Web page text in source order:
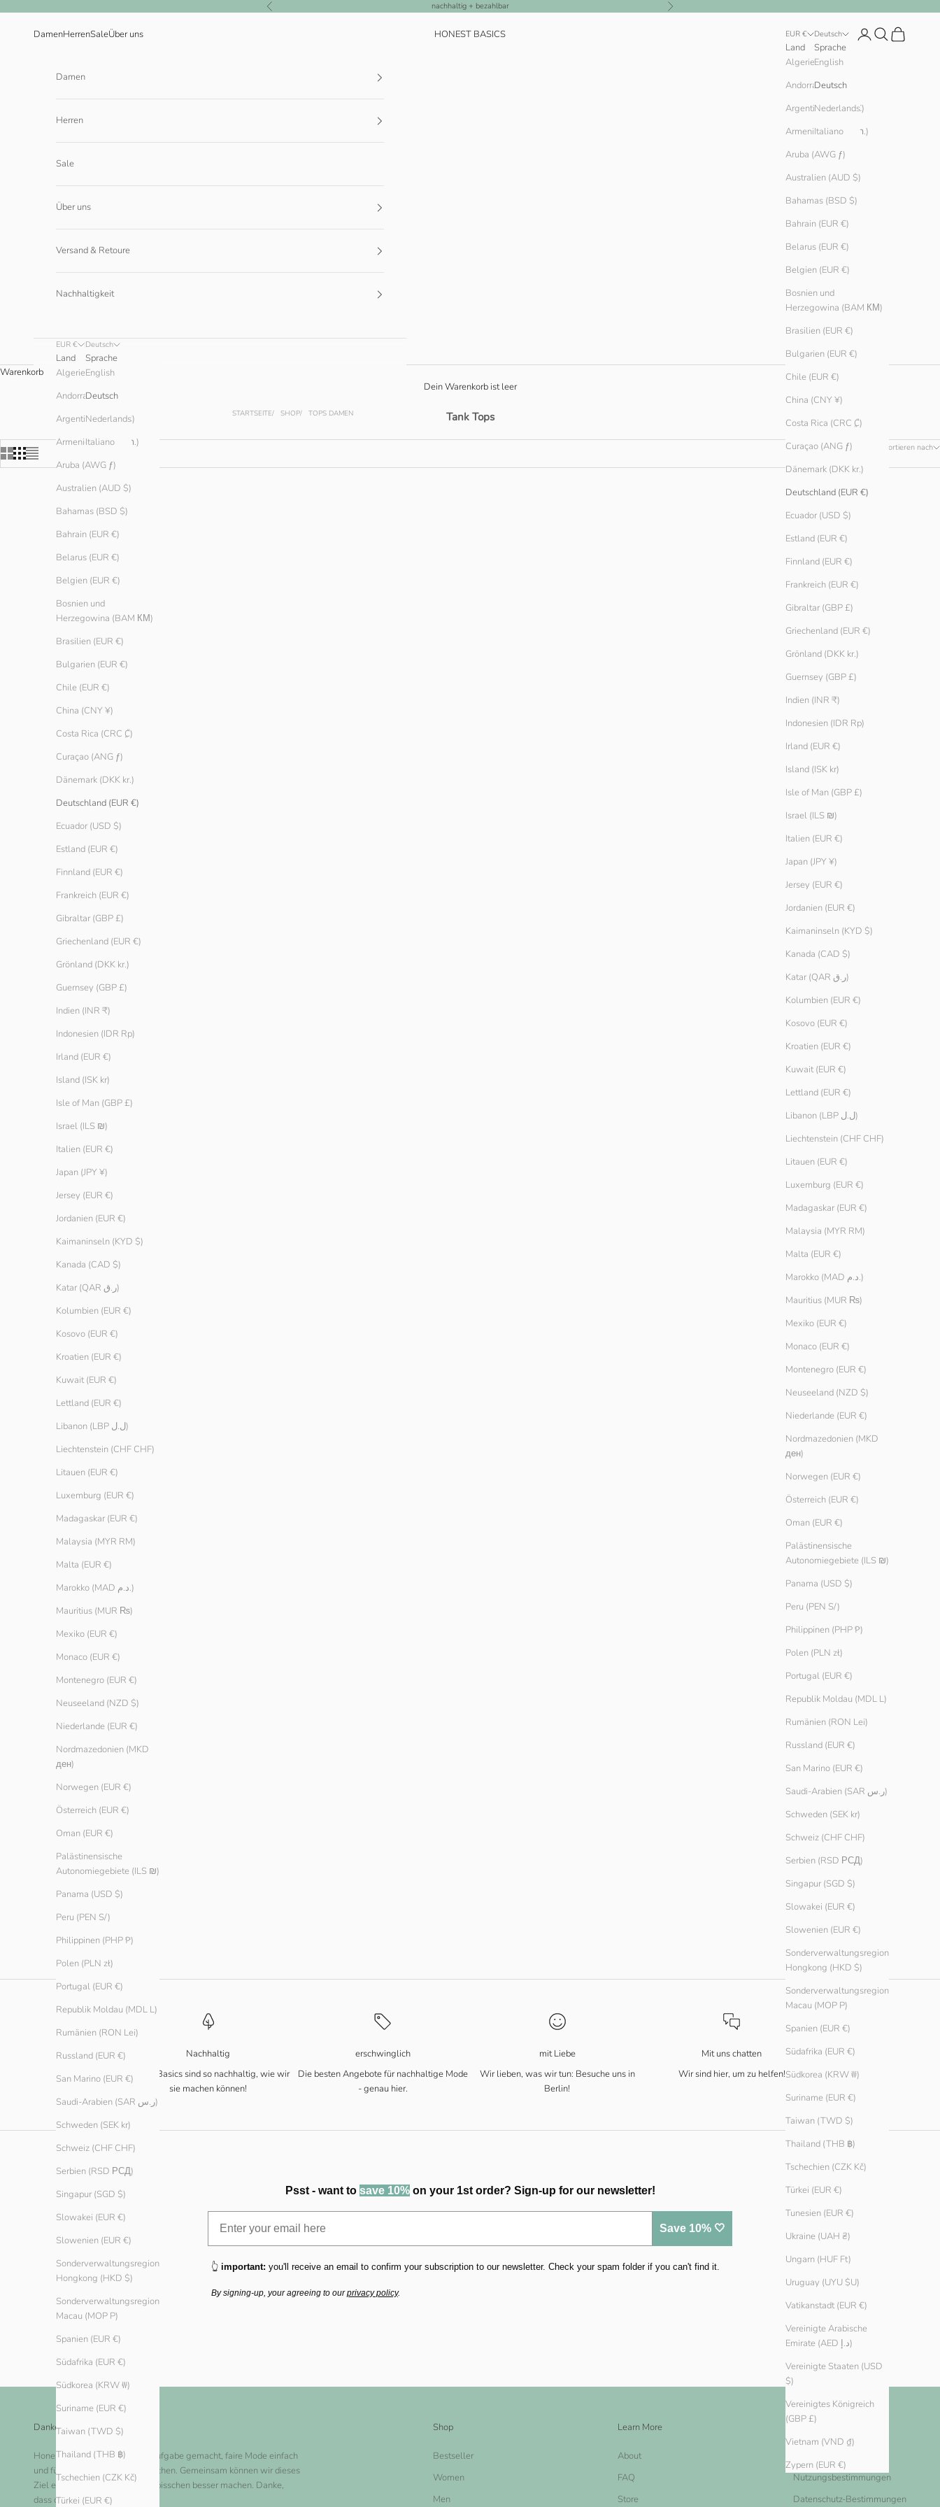
Zurück nachhaltig + bezahlbar Vor
HONEST BASICS
DamenHerrenSaleÜber uns EUR €
Land
Andorra (EUR €)
Argentinien (EUR €)
Armenien (AMD դր.)
Aruba (AWG ƒ)
Australien (AUD $)
Bahamas (BSD $)
Bahrain (EUR €)
Belarus (EUR €)
Belgien (EUR €)
Bosnien und
Herzegowina (BAM КМ)
Brasilien (EUR €)
Bulgarien (EUR €)
Chile (EUR €)
China (CNY ¥)
Costa Rica (CRC ₡)
Curaçao (ANG ƒ)
Dänemark (DKK kr.)
Deutschland (EUR €)
Ecuador (USD $)
Estland (EUR €)
Finnland (EUR €)
Frankreich (EUR €)
Gibraltar (GBP £)
Griechenland (EUR €)
Grönland (DKK kr.)
Guernsey (GBP £)
Indien (INR ₹)
Indonesien (IDR Rp)
Irland (EUR €)
Island (ISK kr)
Isle of Man (GBP £)
Israel (ILS ₪)
Italien (EUR €)
Japan (JPY ¥)
Jersey (EUR €)
Jordanien (EUR €)
Kaimaninseln (KYD $)
Kanada (CAD $)
Katar (QAR ر.ق)
Kolumbien (EUR €)
Kosovo (EUR €)
Kroatien (EUR €)
Kuwait (EUR €)
Lettland (EUR €)
Libanon (LBP ل.ل)
Liechtenstein (CHF CHF)
Litauen (EUR €)
Luxemburg (EUR €)
Madagaskar (EUR €)
Malaysia (MYR RM)
Malta (EUR €)
Marokko (MAD د.م.)
Mauritius (MUR ₨)
Mexiko (EUR €)
Monaco (EUR €)
Montenegro (EUR €)
Neuseeland (NZD $)
Niederlande (EUR €)
Nordmazedonien (MKD
ден)
Norwegen (EUR €)
Österreich (EUR €)
Oman (EUR €)
Palästinensische
Autonomiegebiete (ILS ₪)
Panama (USD $)
Peru (PEN S/)
Philippinen (PHP ₱)
Polen (PLN zł)
Portugal (EUR €)
Republik Moldau (MDL L)
Rumänien (RON Lei)
Russland (EUR €)
San Marino (EUR €)
Saudi-Arabien (SAR ر.س)
Schweden (SEK kr)
Schweiz (CHF CHF)
Serbien (RSD РСД)
Singapur (SGD $)
Slowakei (EUR €)
Slowenien (EUR €)
Sonderverwaltungsregion
Hongkong (HKD $)
Sonderverwaltungsregion
Macau (MOP P)
Spanien (EUR €)
Südafrika (EUR €)
Südkorea (KRW ₩)
Suriname (EUR €)
Taiwan (TWD $)
Thailand (THB ฿)
Tschechien (CZK Kč)
Türkei (EUR €)
Tunesien (EUR €)
Ukraine (UAH ₴)
Ungarn (HUF Ft)
Uruguay (UYU $U)
Vatikanstadt (EUR €)
Vereinigte Arabische
Emirate (AED د.إ)
Vereinigte Staaten (USD
$)
Vereinigtes Königreich
(GBP £)
Vietnam (VND ₫)
Zypern (EUR €)
Deutsch
Sprache
English
Deutsch
Nederlands
Italiano
Anmelden
SuchenWarenkorb
Damen
Herren
Sale
Über uns
Versand & Retoure
Nachhaltigkeit
EUR €
Land
Andorra (EUR €)
Argentinien (EUR €)
Armenien (AMD դր.)
Aruba (AWG ƒ)
Australien (AUD $)
Bahamas (BSD $)
Bahrain (EUR €)
Belarus (EUR €)
Belgien (EUR €)
Bosnien und
Herzegowina (BAM КМ)
Brasilien (EUR €)
Bulgarien (EUR €)
Chile (EUR €)
China (CNY ¥)
Costa Rica (CRC ₡)
Curaçao (ANG ƒ)
Dänemark (DKK kr.)
Deutschland (EUR €)
Ecuador (USD $)
Estland (EUR €)
Finnland (EUR €)
Frankreich (EUR €)
Gibraltar (GBP £)
Griechenland (EUR €)
Grönland (DKK kr.)
Guernsey (GBP £)
Indien (INR ₹)
Indonesien (IDR Rp)
Irland (EUR €)
Island (ISK kr)
Isle of Man (GBP £)
Israel (ILS ₪)
Italien (EUR €)
Japan (JPY ¥)
Jersey (EUR €)
Jordanien (EUR €)
Kaimaninseln (KYD $)
Kanada (CAD $)
Katar (QAR ر.ق)
Kolumbien (EUR €)
Kosovo (EUR €)
Kroatien (EUR €)
Kuwait (EUR €)
Lettland (EUR €)
Libanon (LBP ل.ل)
Liechtenstein (CHF CHF)
Litauen (EUR €)
Luxemburg (EUR €)
Madagaskar (EUR €)
Malaysia (MYR RM)
Malta (EUR €)
Marokko (MAD د.م.)
Mauritius (MUR ₨)
Mexiko (EUR €)
Monaco (EUR €)
Montenegro (EUR €)
Neuseeland (NZD $)
Niederlande (EUR €)
Nordmazedonien (MKD
ден)
Norwegen (EUR €)
Österreich (EUR €)
Oman (EUR €)
Palästinensische
Autonomiegebiete (ILS ₪)
Panama (USD $)
Peru (PEN S/)
Philippinen (PHP ₱)
Polen (PLN zł)
Portugal (EUR €)
Republik Moldau (MDL L)
Rumänien (RON Lei)
Russland (EUR €)
San Marino (EUR €)
Saudi-Arabien (SAR ر.س)
Schweden (SEK kr)
Schweiz (CHF CHF)
Serbien (RSD РСД)
Singapur (SGD $)
Slowakei (EUR €)
Slowenien (EUR €)
Sonderverwaltungsregion
Hongkong (HKD $)
Sonderverwaltungsregion
Macau (MOP P)
Spanien (EUR €)
Südafrika (EUR €)
Südkorea (KRW ₩)
Suriname (EUR €)
Taiwan (TWD $)
Thailand (THB ฿)
Tschechien (CZK Kč)
Türkei (EUR €)
Deutsch
Sprache
English
Deutsch
Nederlands
Italiano
Warenkorb
Dein Warenkorb ist leer
STARTSEITE SHOP TOPS DAMEN Tank Tops
Sortieren nach
SPARE € 5.00
Angebot
ab € 9.90Regulärer Preis
€ 14.90
Cypress
Schwarz
Geripptes Racer-Top
Stretch Tank
Straight Fit Tanktop
Angebot
€ 14.90
Nachhaltig
Unsere Basics sind so nachhaltig, wie wir
sie machen können!
erschwinglich
Die besten Angebote für nachhaltige Mode
- genau hier.
mit Liebe
Wir lieben, was wir tun: Besuche uns in
Berlin!
Mit uns chatten
Wir sind hier, um zu helfen!
Psst - want to save 10%on your 1st order? Sign-up for our newsletter!
Save 10% 🤍
👆 important: you'll receive an email to confirm your subscription to our newsletter. Check your spam folder if you can't find it.
By signing-up, your agreeing to ourprivacy policy.
Danke dir!
Honest Basics hat es sich zur Aufgabe gemacht, faire Mode einfach
und für jeden zugänglich zu machen. Gemeinsam können wir dieses
Ziel erreichen und die Welt ein bisschen besser machen. Danke,
dass du bei uns einkaufst!
Shop
Bestseller
Women
Men
Learn More
About
FAQ
Store
Legal
Nutzungsbestimmungen
Datenschutz-Bestimmungen